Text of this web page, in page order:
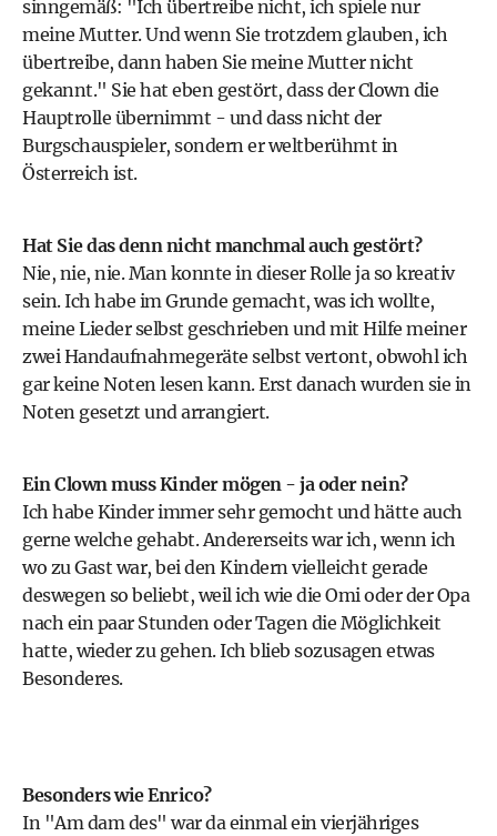
sinngemäß: "Ich übertreibe nicht, ich spiele nur
meine Mutter. Und wenn Sie trotzdem glauben, ich
übertreibe, dann haben Sie meine Mutter nicht
gekannt." Sie hat eben gestört, dass der Clown die
Hauptrolle übernimmt - und dass nicht der
Burgschauspieler, sondern er weltberühmt in
Österreich ist.
Hat Sie das denn nicht manchmal auch gestört?
Nie, nie, nie. Man konnte in dieser Rolle ja so kreativ
sein. Ich habe im Grunde gemacht, was ich wollte,
meine Lieder selbst geschrieben und mit Hilfe meiner
zwei Handaufnahmegeräte selbst vertont, obwohl ich
gar keine Noten lesen kann. Erst danach wurden sie in
Noten gesetzt und arrangiert.
Ein Clown muss Kinder mögen - ja oder nein?
Ich habe Kinder immer sehr gemocht und hätte auch
gerne welche gehabt. Andererseits war ich, wenn ich
wo zu Gast war, bei den Kindern vielleicht gerade
deswegen so beliebt, weil ich wie die Omi oder der Opa
nach ein paar Stunden oder Tagen die Möglichkeit
hatte, wieder zu gehen. Ich blieb sozusagen etwas
Besonderes.
Besonders wie Enrico?
In "Am dam des" war da einmal ein vierjähriges